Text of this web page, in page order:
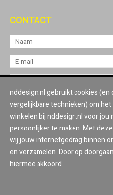
CONTACT
nddesign.nl gebruikt cookies (en
vergelijkbare technieken) om het
winkelen bij nddesign.nl voor jou
persoonlijker te maken. Met
wij jouw internetgedrag binnen
en verzamelen. Door op
hiermee akkoord